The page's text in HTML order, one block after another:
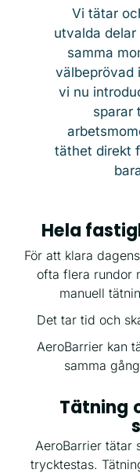
Vi tätar
utvalda
samma
välbeprövad
vi nu
sparar
täthet direkt
Hela
För att klara
ofta flera rundor
manuell
Det tar tid och
AeroBarrier kan
samma
Tätning
AeroBarrier tätar
trycktestas.